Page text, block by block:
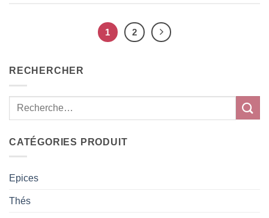
1 2
RECHERCHER
CATÉGORIES PRODUIT
Epices
Thés